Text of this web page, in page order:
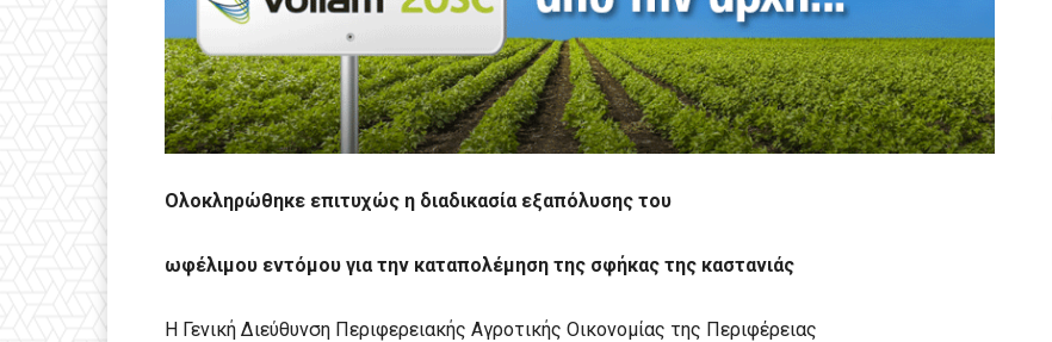
Ολοκληρώθηκε επιτυχώς η διαδικασία εξαπόλυσης του
ωφέλιμου εντόμου για την καταπολέμηση της σφήκας της καστανιάς
Η Γενική Διεύθυνση Περιφερειακής Αγροτικής Οικονομίας της Περιφέρειας